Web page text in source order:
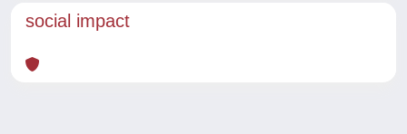
social impact